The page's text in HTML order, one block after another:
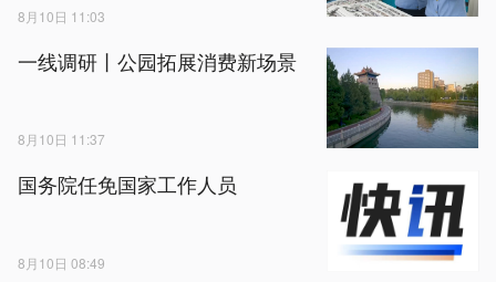
8月10日 11:03
一线调研丨公园拓展消费新场景
8月10日 11:37
国务院任免国家工作人员
8月10日 08:49